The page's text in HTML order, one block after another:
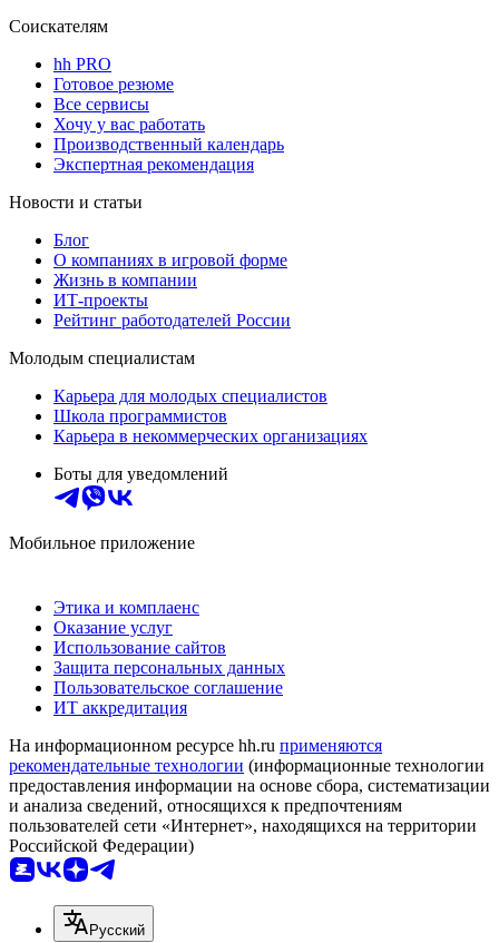
Соискателям
hh PRO
Готовое резюме
Все сервисы
Хочу у вас работать
Производственный календарь
Экспертная рекомендация
Новости и статьи
Блог
О компаниях в игровой форме
Жизнь в компании
ИТ-проекты
Рейтинг работодателей России
Молодым специалистам
Карьера для молодых специалистов
Школа программистов
Карьера в некоммерческих организациях
Боты для уведомлений
Мобильное приложение
Этика и комплаенс
Оказание услуг
Использование сайтов
Защита персональных данных
Пользовательское соглашение
ИТ аккредитация
На информационном ресурсе hh.ru применяются
рекомендательные технологии (информационные технологии
предоставления информации на основе сбора, систематизации
и анализа сведений, относящихся к предпочтениям
пользователей сети «Интернет», находящихся на территории
Российской Федерации)
Русский